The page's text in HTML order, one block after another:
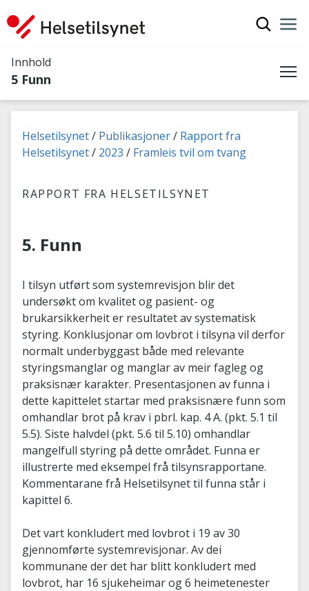
Innhold
5 Funn
Du er her:
Helsetilsynet Publikasjoner
Rapport fra
Helsetilsynet
2023 Framleis tvil om tvang
RAPPORT FRA HELSETILSYNET
5. Funn
I tilsyn utført som systemrevisjon blir det
undersøkt om kvalitet og pasient- og
brukarsikkerheit er resultatet av systematisk
styring. Konklusjonar om lovbrot i tilsyna vil derfor
normalt underbyggast både med relevante
styringsmanglar og manglar av meir fagleg og
praksisnær karakter. Presentasjonen av funna i
dette kapittelet startar med praksisnære funn som
omhandlar brot på krav i pbrl. kap. 4 A. (pkt. 5.1 til
5.5). Siste halvdel (pkt. 5.6 til 5.10) omhandlar
mangelfull styring på dette området. Funna er
illustrerte med eksempel frå tilsynsrapportane.
Kommentarane frå Helsetilsynet til funna står i
kapittel 6.
Det vart konkludert med lovbrot i 19 av 30
gjennomførte systemrevisjonar. Av dei
kommunane der det har blitt konkludert med
lovbrot, har 16 sjukeheimar og 6 heimetenester